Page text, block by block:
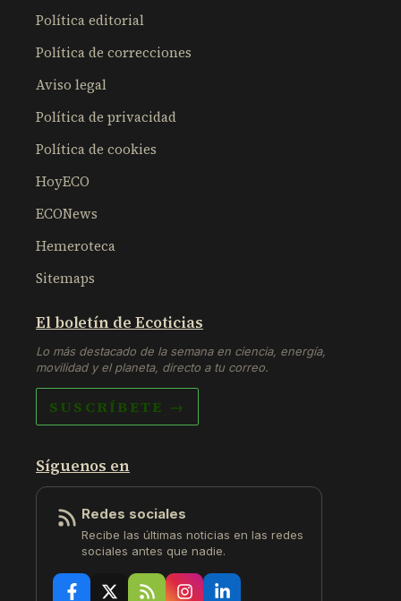
Política editorial
Política de correcciones
Aviso legal
Política de privacidad
Política de cookies
HoyECO
ECONews
Hemeroteca
Sitemaps
El boletín de Ecoticias
Lo más destacado de la semana en ciencia, energía,
movilidad y el planeta, directo a tu correo.
SUSCRÍBETE →
Síguenos en
Redes sociales
Recibe las últimas noticias en las redes
sociales antes que nadie.